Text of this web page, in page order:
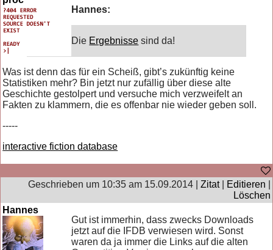
Hannes:
Die Ergebnisse sind da!
Was ist denn das für ein Scheiß, gibt’s zukünftig keine
Statistiken mehr? Bin jetzt nur zufällig über diese alte
Geschichte gestolpert und versuche mich verzweifelt an
Fakten zu klammern, die es offenbar nie wieder geben soll.
-----
interactive fiction database
Geschrieben um 10:35 am 15.09.2014 | Zitat| Editieren
Löschen
Hannes
Gut ist immerhin, dass zwecks Downloads
jetzt auf die IFDB verwiesen wird. Sonst
waren da ja immer die Links auf die alten